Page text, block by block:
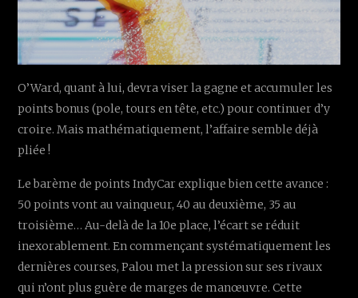
O’Ward, quant à lui, devra viser la gagne et accumuler les
points bonus (pole, tours en tête, etc.) pour continuer d’y
croire. Mais mathématiquement, l’affaire semble déjà
pliée !
Le barème de points IndyCar explique bien cette avance :
50 points vont au vainqueur, 40 au deuxième, 35 au
troisième… Au-delà de la 10e place, l’écart se réduit
inexorablement. En commençant systématiquement les
dernières courses, Palou met la pression sur ses rivaux
qui n’ont plus guère de marges de manœuvre. Cette